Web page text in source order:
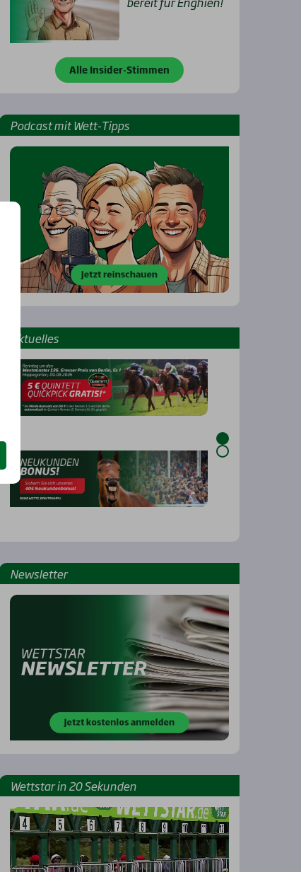
Alle Insider-Stimmen
Pod­cast mit Wett-Tipps
Aktu­el­les
Rennbahnen
News­let­ter
Wett­star in 20 Sekun­den